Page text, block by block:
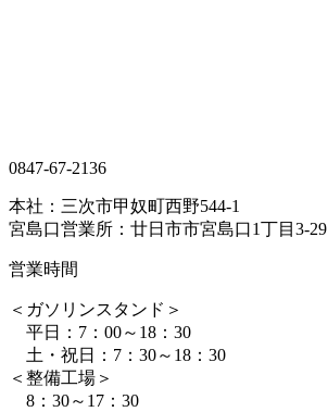
0847-67-2136
本社：三次市甲奴町西野544-1
宮島口営業所：廿日市市宮島口1丁目3-29
営業時間
＜ガソリンスタンド＞
平日：7：00～18：30
土・祝日：7：30～18：30
＜整備工場＞
8：30～17：30